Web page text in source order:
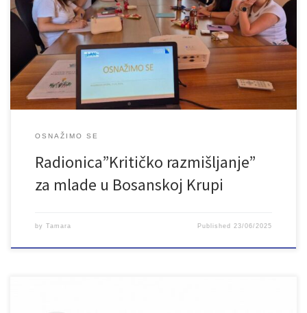
“Kritičko razmišljanje”, u okviru projekta “Osnažimo se”. Radionica
je održana u prostorijama Vijeća mladih u Bosanskoj Krupi, a
učesnici su se bavili temom kritičkog razmišljanja – vještinom koja
je danas važnija nego ikad i koja se smatra jednom od […]
OSNAŽIMO SE
Radionica”Kritičko razmišljanje”
za mlade u Bosanskoj Krupi
by Tamara Published23/06/2025